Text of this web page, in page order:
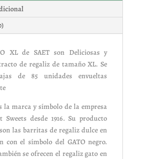
XL de SAET son Deliciosas y
de regaliz de tamaño XL. Se
de 85 unidades envueltas
la marca y símbolo de la empresa
Sweets desde 1916. Su producto
las barritas de regaliz dulce en
con el símbolo del GATO negro.
se ofrecen el regaliz gato en